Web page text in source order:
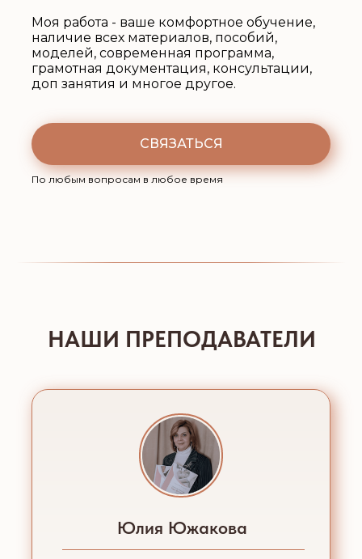
Моя работа - ваше комфортное обучение,
наличие всех материалов, пособий,
моделей, современная программа,
грамотная документация, консультации,
доп занятия и многое другое.
СВЯЗАТЬСЯ
По любым вопросам в любое время
НАШИ ПРЕПОДАВАТЕЛИ
Юлия Южакова